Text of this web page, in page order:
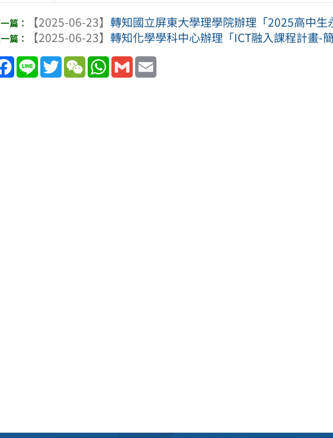
【2025-06-23】轉知國立屏東大學理學院辦理「2025高中生
【2025-06-23】轉知化學學科中心辦理「ICT融入課程計畫-
Facebook
Line TwitterWeChatWhatsApp
Gmail